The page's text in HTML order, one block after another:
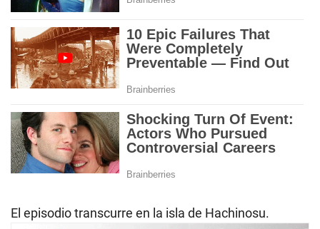
El episodio transcurre en la isla de Hachinosu.